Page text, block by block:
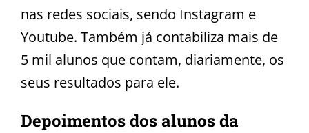
nas redes sociais, sendo Instagram e
Youtube. Também já contabiliza mais de
5 mil alunos que contam, diariamente, os
seus resultados para ele.
Depoimentos dos alunos da